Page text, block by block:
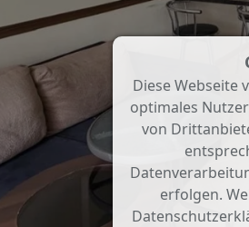
Diese Webseite
optimales
von
erfolgen.